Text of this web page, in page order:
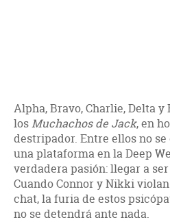
Alpha, Bravo, Charlie, Delta y
losMuchachos de Jack, en
destripador. Entre ellos no
una plataforma en la Deep
verdadera pasión: llegar a
Cuando Connor y Nikki
chat, la furia de estos
no se detendrá ante nada.